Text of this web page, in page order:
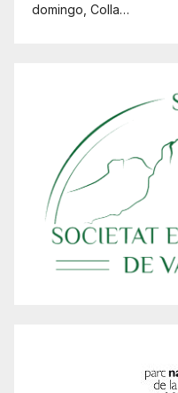
domingo, Colla…